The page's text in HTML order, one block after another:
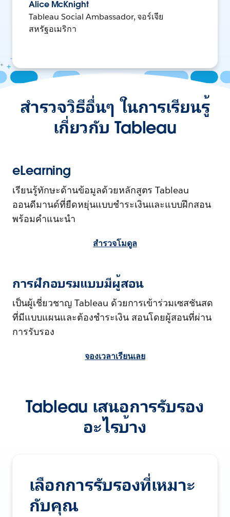
Alice McKnight
Tableau Social Ambassador, จอร์เจีย
สหรัฐอเมริกา
สำรวจวิธีอื่นๆ ในการเรียนรู้
เกี่ยวกับ Tableau
eLearning
เรียนรู้ทักษะด้านข้อมูลด้วยหลักสูตร Tableau
ออนดีมานด์ที่ยืดหยุ่นแบบชำระเงินและแบบฝึกสอน
พร้อมคำแนะนำ
สำรวจโมดูล
การฝึกอบรมแบบมีผู้สอน
เป็นผู้เชี่ยวชาญ Tableau ด้วยการเข้าร่วมเซสชันสด
ที่มีแบบแผนและต้องชำระเงิน สอนโดยผู้สอนที่ผ่าน
การรับรอง
จองเวลาเรียนเลย
Tableau เสนอการรับรอง
อะไรบ้าง
เลือกการรับรองที่เหมาะ
กับคุณ